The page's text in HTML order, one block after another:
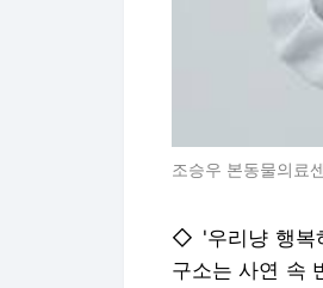
조승우 본동물의료
◇ '우리냥 행복
구소는 사연 속